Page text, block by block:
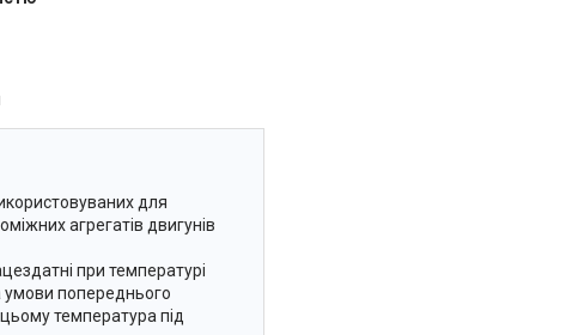
для
агрегатів двигунів
при температурі
умови попереднього
температура під